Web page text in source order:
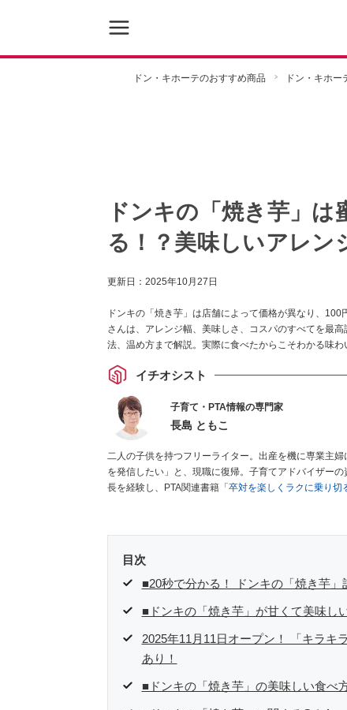
ドン・キホーテのおすすめ商品 ドン・キホー
ドンキの「焼き芋」
る！？美味しいアレン
更新日： 2025年10月27日
ドンキの「焼き芋」は店舗によって価格が異なり、
さんは、アレンジ幅、美味しさ、コスパのすべてを最
法、温め方まで解説。実際に食べたからこそわかる味わ
イチオシスト
子育て・PTA情報の専門家
長島 ともこ
二人の子供を持つフリーライター。出産を機に専業主
を発信したい」と、現職に復帰。子育てアドバイザー
長を経験し、PTA関連書籍「卒対を楽しくラクに乗り切
目次
■20秒で分かる！ ドンキの「焼き芋」
■ドンキの「焼き芋」が甘くて美味し
2025年11月11日オープン！ 「キラキ
あり！
■ドンキの「焼き芋」の美味しい食べ